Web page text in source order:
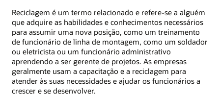
Reciclagem é um termo relacionado e refere-se a alguém
que adquire as habilidades e conhecimentos necessários
para assumir uma nova posição, como um treinamento
de funcionário de linha de montagem, como um soldador
ou eletricista ou um funcionário administrativo
aprendendo a ser gerente de projetos. As empresas
geralmente usam a capacitação e a reciclagem para
atender às suas necessidades e ajudar os funcionários a
crescer e se desenvolver.